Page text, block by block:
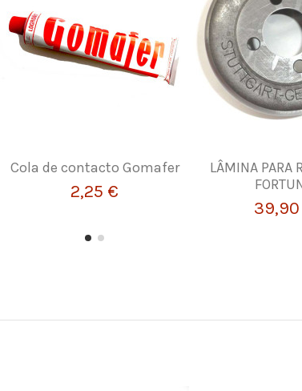
Cola de contacto Gomafer
2,25 €
LÂMINA PARA